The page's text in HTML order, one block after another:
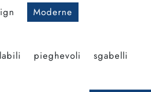
Moderne
pieghevoli sgabelli